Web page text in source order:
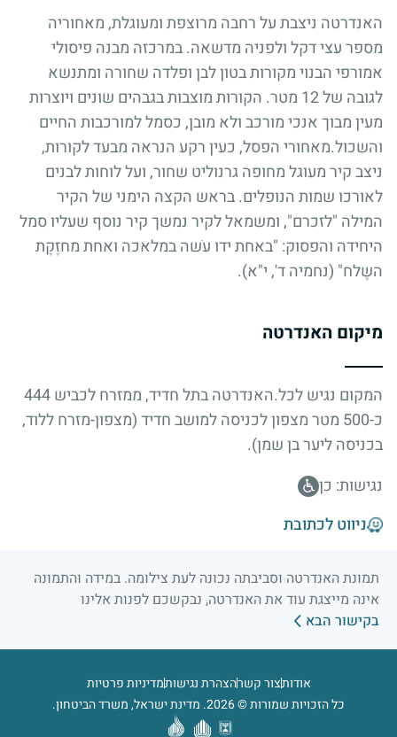
האנדרטה ניצבת על רחבה מרוצפת ומעוגלת, מאחוריה
מספר עצי דקל ולפניה מדשאה. במרכזה מבנה פיסולי
אמורפי הבנוי מקורות בטון לבן ופלדה שחורה ומתנשא
לגובה של 12 מטר. הקורות מוצבות בגבהים שונים ויוצרות
מעין מבוך אנכי מורכב ולא מובן, כסמל למורכבות החיים
והשכול.מאחורי הפסל, כעין רקע הנראה מבעד לקורות,
ניצב קיר מעוגל מחופה גרנוליט שחור, ועל לוחות לבנים
לאורכו שמות הנופלים. בראש הקצה הימני של הקיר
המילה "לזכרם", ומשמאל לקיר נמשך קיר נוסף שעליו סמל
היחידה והפסוק: "באחת ידו עֹשה במלאכה ואחת מחזֶקֶת
השֶלח" (נחמיה ד', י"א).
מיקום האנדרטה
המקום נגיש לכל.האנדרטה בתל חדיד, ממזרח לכביש 444
כ-500 מטר מצפון לכניסה למושב חדיד (מצפון-מזרח ללוד,
בכניסה ליער בן שמן).
נגישות: כן
ניווט לכתובת
תמונת האנדרטה וסביבתה נכונה לעת צילומה. במידה והתמונה
אינה מייצגת עוד את האנדרטה, נבקשכם לפנות אלינו
בקישור הבא
אודותצור קשרהצהרת נגישותמדיניות פרטיות
כל הזכויות שמורות © 2026. מדינת ישראל, משרד הביטחון.